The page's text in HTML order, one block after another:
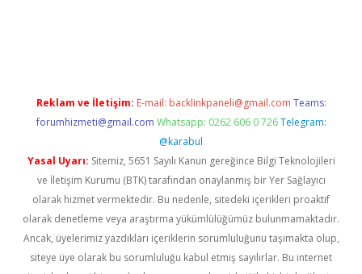
Reklam ve İletişim: E-mail: backlinkpaneli@gmail.com Teams:
forumhizmeti@gmail.com Whatsapp: 0262 606 0 726 Telegram:
@karabul
Yasal Uyarı: Sitemiz, 5651 Sayılı Kanun gereğince Bilgi Teknolojileri
ve İletişim Kurumu (BTK) tarafından onaylanmış bir Yer Sağlayıcı
olarak hizmet vermektedir. Bu nedenle, sitedeki içerikleri proaktif
olarak denetleme veya araştırma yükümlülüğümüz bulunmamaktadır.
Ancak, üyelerimiz yazdıkları içeriklerin sorumluluğunu taşımakta olup,
siteye üye olarak bu sorumluluğu kabul etmiş sayılırlar. Bu internet